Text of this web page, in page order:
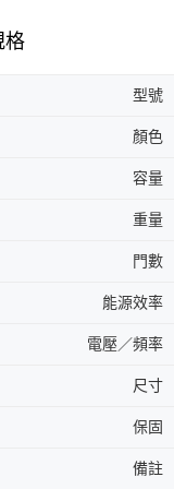
格
型號
顏色
容量
重量
門數
能源效率
電壓／頻率
尺寸
保固
備註